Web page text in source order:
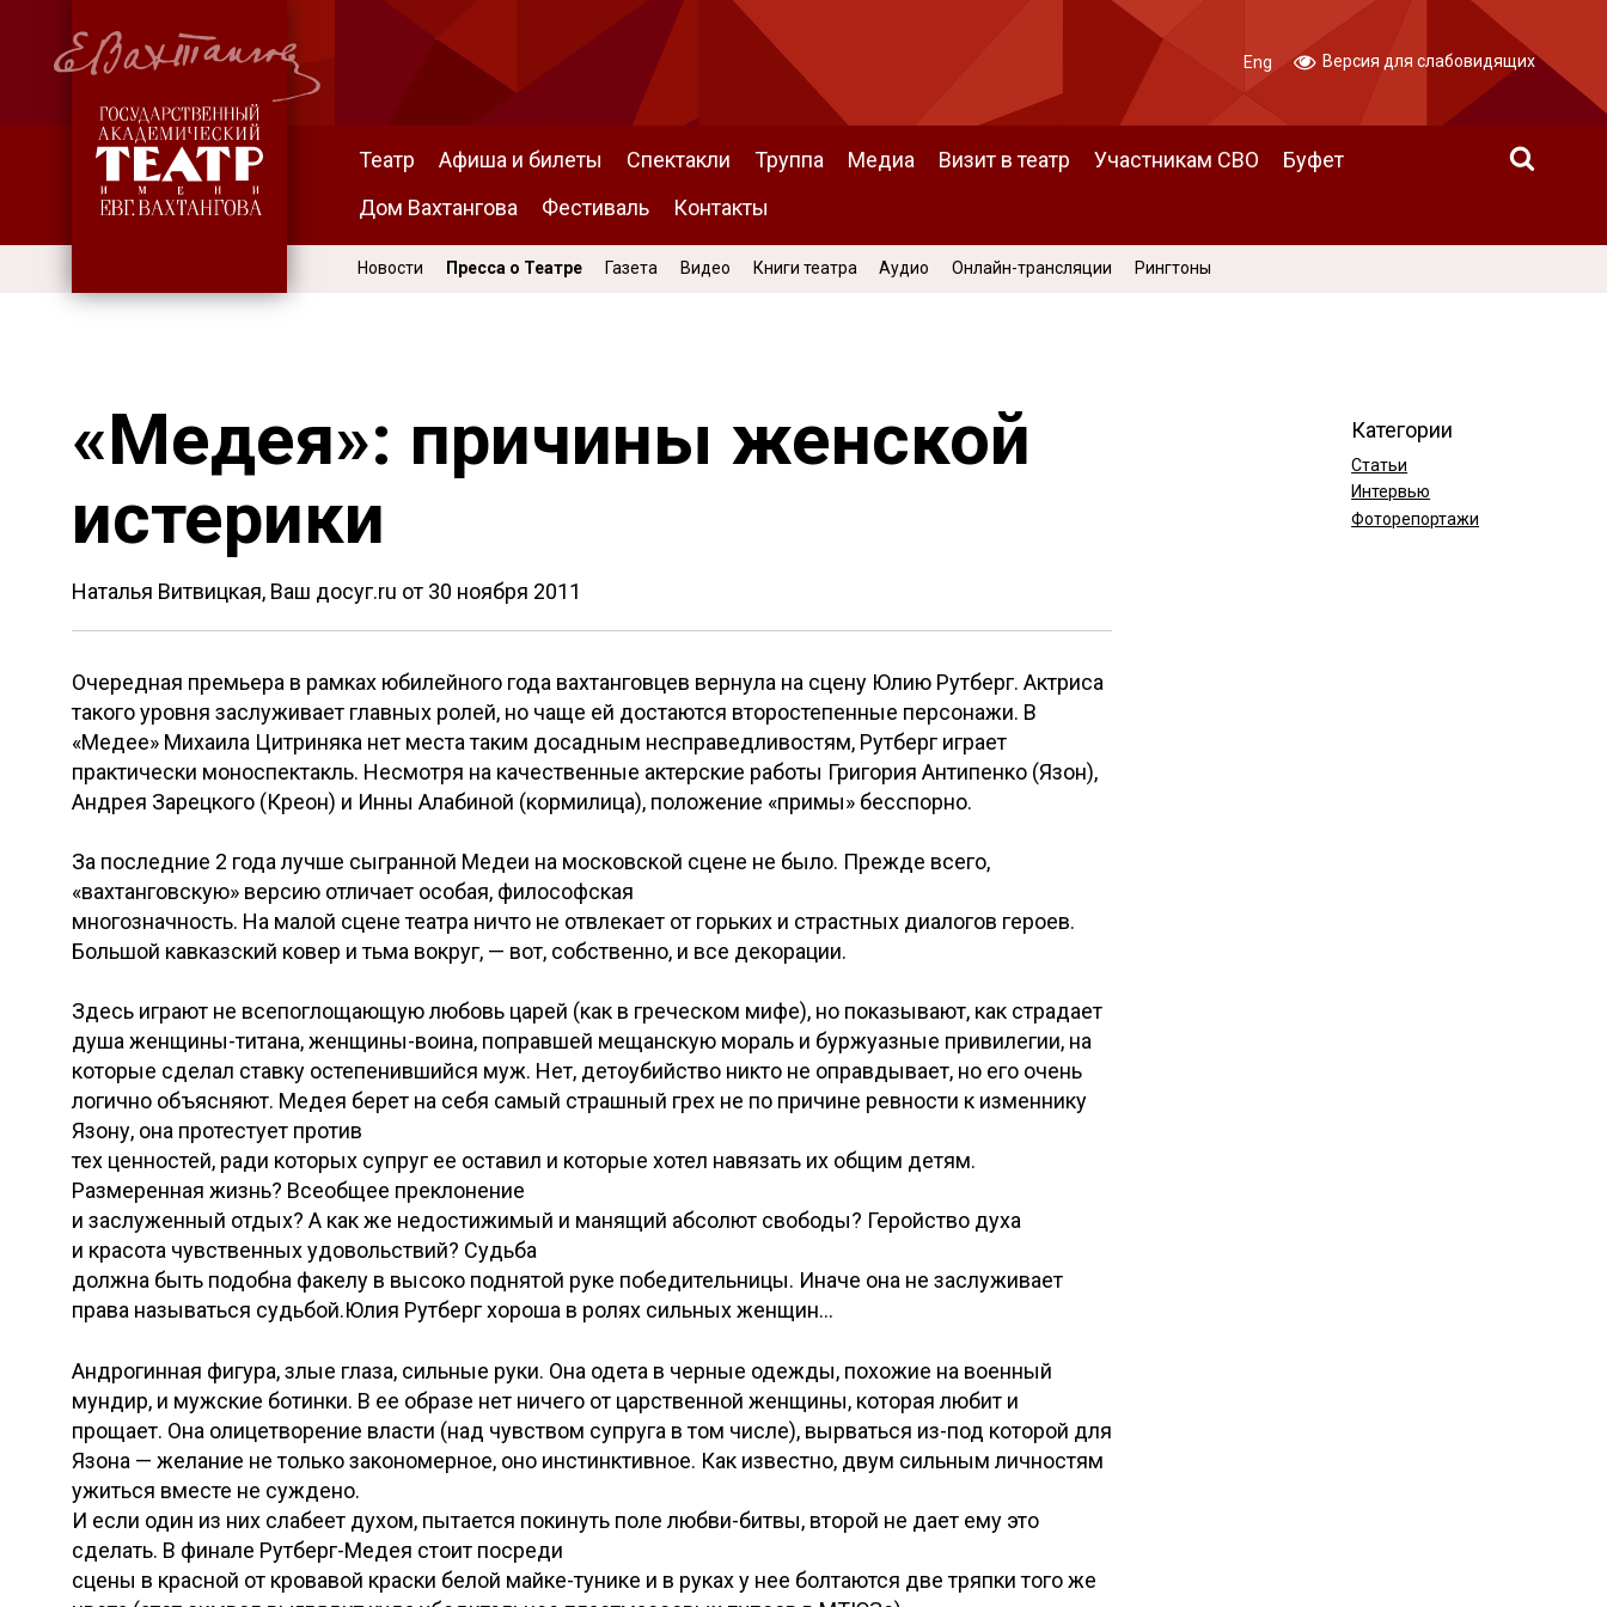
Театр Афиша и билеты Спектакли Труппа Медиа Визит в театр Участникам СВО
Буфет
Дом Вахтангова
Фестиваль Контакты
Eng Версия для слабовидящих
Новости Пресса о Театре Газета Видео Книги театра Аудио Онлайн-трансляции Рингтоны
«Медея»: причины женской
истерики
Наталья Витвицкая, Ваш досуг.ru от 30 ноября 2011
Очередная премьера в рамках юбилейного года вахтанговцев вернула на сцену Юлию Рутберг. Актриса
такого уровня заслуживает главных ролей, но чаще ей достаются второстепенные персонажи. В
«Медее» Михаила Цитриняка нет места таким досадным несправедливостям, Рутберг играет
практически моноспектакль. Несмотря на качественные актерские работы Григория Антипенко (Язон),
Андрея Зарецкого (Креон) и Инны Алабиной (кормилица), положение «примы» бесспорно.
За последние 2 года лучше сыгранной Медеи на московской сцене не было. Прежде всего,
«вахтанговскую» версию отличает особая, философская
многозначность. На малой сцене театра ничто не отвлекает от горьких и страстных диалогов героев.
Большой кавказский ковер и тьма вокруг, — вот, собственно, и все декорации.
Здесь играют не всепоглощающую любовь царей (как в греческом мифе), но показывают, как страдает
душа женщины-титана, женщины-воина, поправшей мещанскую мораль и буржуазные привилегии, на
которые сделал ставку остепенившийся муж. Нет, детоубийство никто не оправдывает, но его очень
логично объясняют. Медея берет на себя самый страшный грех не по причине ревности к изменнику
Язону, она протестует против
тех ценностей, ради которых супруг ее оставил и которые хотел навязать их общим детям.
Размеренная жизнь? Всеобщее преклонение
и заслуженный отдых? А как же недостижимый и манящий абсолют свободы? Геройство духа
и красота чувственных удовольствий? Судьба
должна быть подобна факелу в высоко поднятой руке победительницы. Иначе она не заслуживает
права называться судьбой.Юлия Рутберг хороша в ролях сильных женщин…
Андрогинная фигура, злые глаза, сильные руки. Она одета в черные одежды, похожие на военный
мундир, и мужские ботинки. В ее образе нет ничего от царственной женщины, которая любит и
прощает. Она олицетворение власти (над чувством супруга в том числе), вырваться из-под которой для
Язона — желание не только закономерное, оно инстинктивное. Как известно, двум сильным личностям
ужиться вместе не суждено.
И если один из них слабеет духом, пытается покинуть поле любви-битвы, второй не дает ему это
сделать. В финале Рутберг-Медея стоит посреди
сцены в красной от кровавой краски белой майке-тунике и в руках у нее болтаются две тряпки того же
Категории
Статьи
Интервью
Фоторепортажи